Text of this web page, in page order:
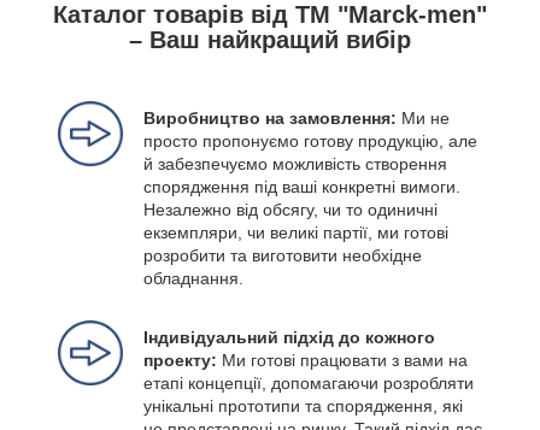
Каталог товарів від ТМ "Marck-men"
– Ваш найкращий вибір
Виробництво на замовлення: Ми не
просто пропонуємо готову продукцію, але
й забезпечуємо можливість створення
спорядження під ваші конкретні вимоги.
Незалежно від обсягу, чи то одиничні
екземпляри, чи великі партії, ми готові
розробити та виготовити необхідне
обладнання.
Індивідуальний підхід до кожного
проекту: Ми готові працювати з вами на
етапі концепції, допомагаючи розробляти
унікальні прототипи та спорядження, які